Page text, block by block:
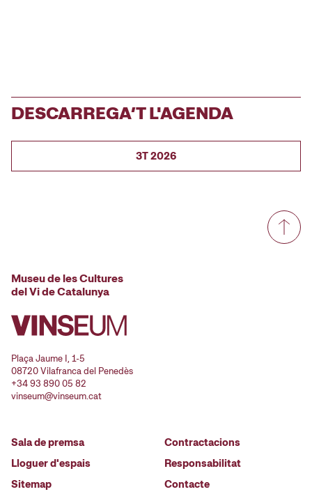
DESCARREGA’T L'AGENDA
3T 2026
Museu de les Cultures
del Vi de Catalunya
Plaça Jaume I, 1-5
08720 Vilafranca del Penedès
+34 93 890 05 82
vinseum@vinseum.cat
Sala de premsa
Lloguer d'espais
Sitemap
Contractacions
Responsabilitat
Contacte